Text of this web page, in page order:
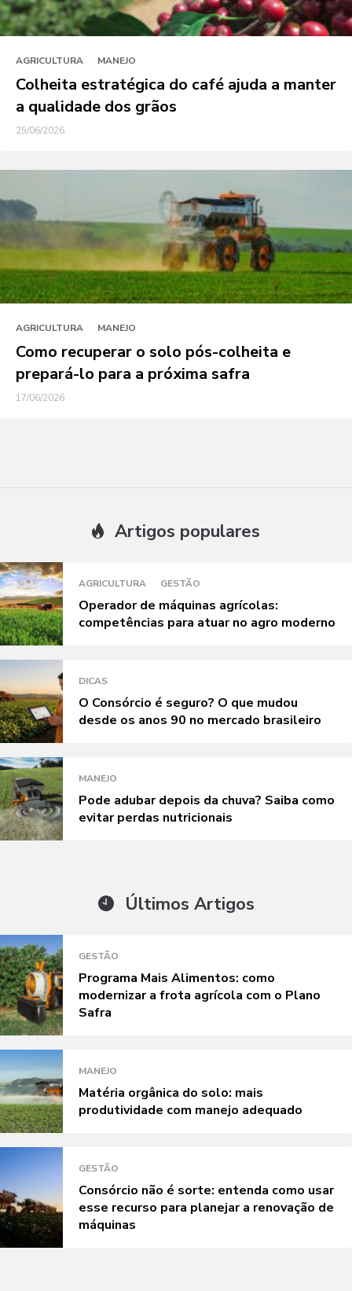
AGRICULTURA MANEJO
Colheita estratégica do café ajuda a manter
a qualidade dos grãos
25/06/2026
AGRICULTURA MANEJO
Como recuperar o solo pós-colheita e
prepará-lo para a próxima safra
17/06/2026
Artigos populares
AGRICULTURA GESTÃO
Operador de máquinas agrícolas:
competências para atuar no agro moderno
DICAS
O Consórcio é seguro? O que mudou
desde os anos 90 no mercado brasileiro
MANEJO
Pode adubar depois da chuva? Saiba como
evitar perdas nutricionais
Últimos Artigos
GESTÃO
Programa Mais Alimentos: como
modernizar a frota agrícola com o Plano
Safra
MANEJO
Matéria orgânica do solo: mais
produtividade com manejo adequado
GESTÃO
Consórcio não é sorte: entenda como usar
esse recurso para planejar a renovação de
máquinas